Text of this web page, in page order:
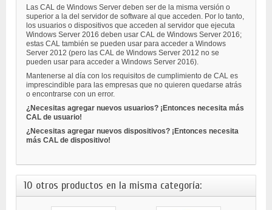
Las CAL de Windows Server deben ser de la misma versión o
superior a la del servidor de software al que acceden. Por lo tanto,
los usuarios o dispositivos que acceden al servidor que ejecuta
Windows Server 2016 deben usar CAL de Windows Server 2016;
estas CAL también se pueden usar para acceder a Windows
Server 2012 (pero las CAL de Windows Server 2012 no se
pueden usar para acceder a Windows Server 2016).
Mantenerse al día con los requisitos de cumplimiento de CAL es
imprescindible para las empresas que no quieren quedarse atrás
o encontrarse con un error.
¿Necesitas agregar nuevos usuarios? ¡Entonces necesita más
CAL de usuario!
¿Necesitas agregar nuevos dispositivos? ¡Entonces necesita
más CAL de dispositivo!
10 otros productos en la misma categoría: